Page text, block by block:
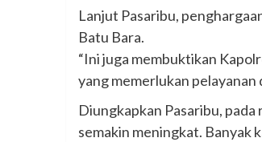
Lanjut Pasaribu,
Batu Bara.
“Ini juga membuktikan
yang memerlukan pelayanan
Diungkapkan Pasaribu,
semakin meningkat. Banyak